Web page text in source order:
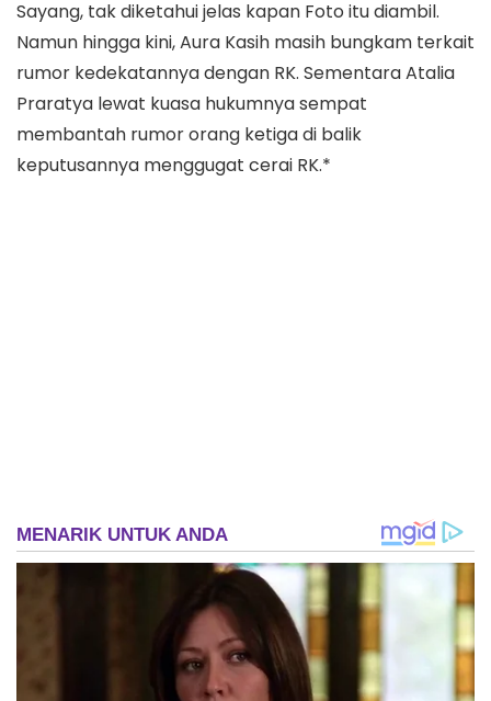
Sayang, tak diketahui jelas kapan Foto itu diambil.
Namun hingga kini, Aura Kasih masih bungkam terkait
rumor kedekatannya dengan RK. Sementara Atalia
Praratya lewat kuasa hukumnya sempat
membantah rumor orang ketiga di balik
keputusannya menggugat cerai RK.*